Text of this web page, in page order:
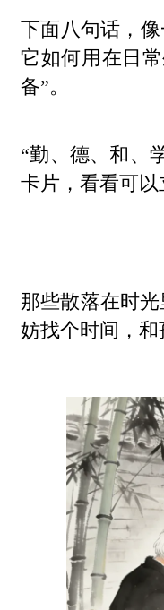
下面八句话，
它如何用在日
备”。
“勤、德、和、
卡片，看看可以
那些散落在时
妨找个时间，